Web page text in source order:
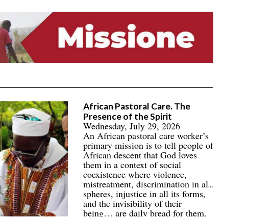
African Pastoral Care. The
Presence of the Spirit
Wednesday, July 29, 2026
An African pastoral care worker’s
primary mission is to tell people of
African descent that God loves
them in a context of social
coexistence where violence,
mistreatment, discrimination in all
spheres, injustice in all its forms,
and the invisibility of their
being… are daily bread for them,